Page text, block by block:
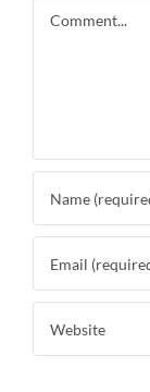
Comment